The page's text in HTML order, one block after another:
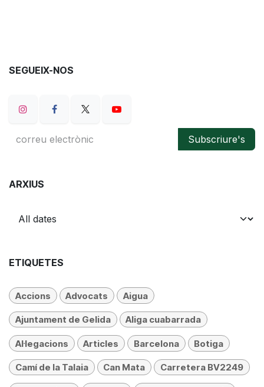
SEGUEIX-NOS
Subscriure's
ARXIUS
ETIQUETES
Accions Advocats Aigua
Ajuntament de Gelida Aliga cuabarrada
Al·legacions Articles Barcelona Botiga
Camí de la Talaia Can Mata Carretera BV2249